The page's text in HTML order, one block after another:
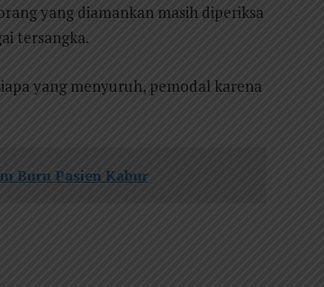
yang diamankan masih diperiksa
tersangka.
yang menyuruh, pemodal karena
Buru Pasien Kabur